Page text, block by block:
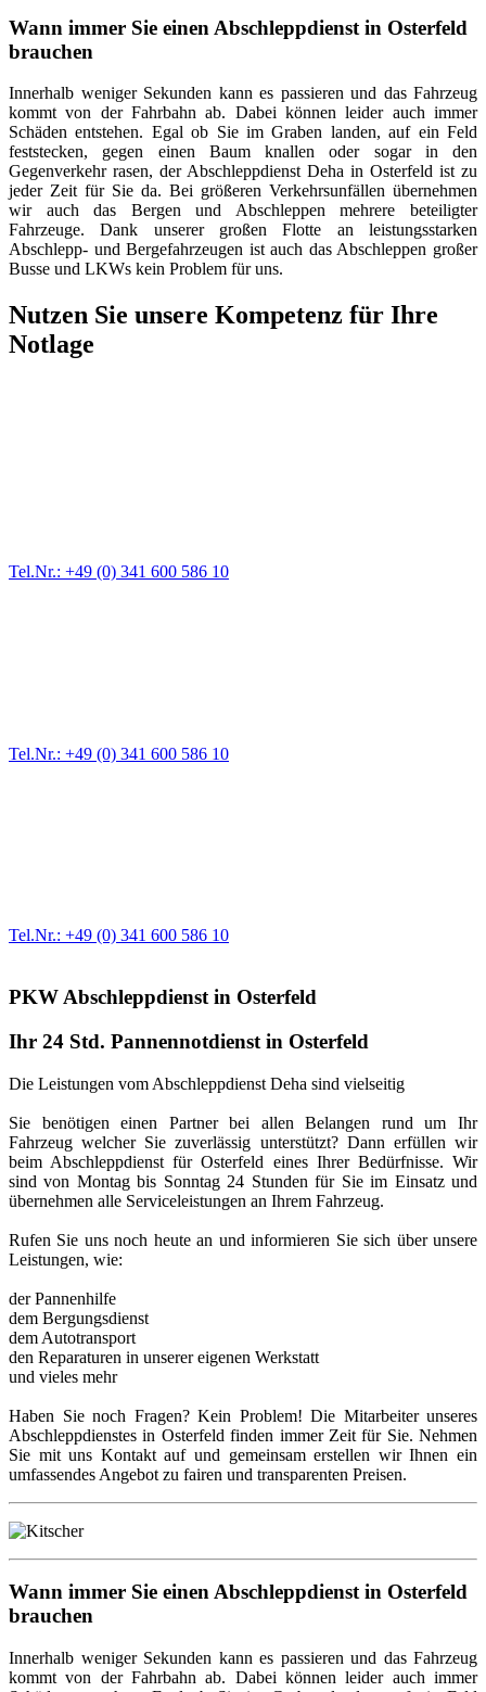
Wann immer Sie einen Abschleppdienst in Osterfeld
brauchen
Innerhalb weniger Sekunden kann es passieren und das Fahrzeug
kommt von der Fahrbahn ab. Dabei können leider auch immer
Schäden entstehen. Egal ob Sie im Graben landen, auf ein Feld
feststecken, gegen einen Baum knallen oder sogar in den
Gegenverkehr rasen, der Abschleppdienst Deha in Osterfeld ist zu
jeder Zeit für Sie da. Bei größeren Verkehrsunfällen übernehmen
wir auch das Bergen und Abschleppen mehrere beteiligter
Fahrzeuge. Dank unserer großen Flotte an leistungsstarken
Abschlepp- und Bergefahrzeugen ist auch das Abschleppen großer
Busse und LKWs kein Problem für uns.
Nutzen Sie unsere Kompetenz für Ihre
Notlage
Tel.Nr.: +49 (0) 341 600 586 10
Tel.Nr.: +49 (0) 341 600 586 10
Tel.Nr.: +49 (0) 341 600 586 10
PKW Abschleppdienst in Osterfeld
Ihr 24 Std. Pannennotdienst in Osterfeld
Die Leistungen vom Abschleppdienst Deha sind vielseitig
Sie benötigen einen Partner bei allen Belangen rund um Ihr
Fahrzeug welcher Sie zuverlässig unterstützt? Dann erfüllen wir
beim Abschleppdienst für Osterfeld eines Ihrer Bedürfnisse. Wir
sind von Montag bis Sonntag 24 Stunden für Sie im Einsatz und
übernehmen alle Serviceleistungen an Ihrem Fahrzeug.
Rufen Sie uns noch heute an und informieren Sie sich über unsere
Leistungen, wie:
der Pannenhilfe
dem Bergungsdienst
dem Autotransport
den Reparaturen in unserer eigenen Werkstatt
und vieles mehr
Haben Sie noch Fragen? Kein Problem! Die Mitarbeiter unseres
Abschleppdienstes in Osterfeld finden immer Zeit für Sie. Nehmen
Sie mit uns Kontakt auf und gemeinsam erstellen wir Ihnen ein
umfassendes Angebot zu fairen und transparenten Preisen.
Wann immer Sie einen Abschleppdienst in Osterfeld
brauchen
Innerhalb weniger Sekunden kann es passieren und das Fahrzeug
kommt von der Fahrbahn ab. Dabei können leider auch immer